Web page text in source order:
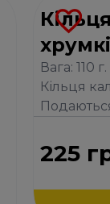
Вага: 110 г.
Кільця
225